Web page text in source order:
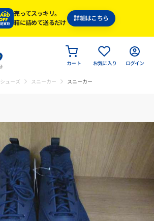
売ってスッキリ。
箱に詰めて送るだけ
詳細はこちら
カート お気に入り ログイン
シューズ スニーカー スニーカー